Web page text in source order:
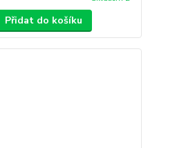
Přidat do košíku